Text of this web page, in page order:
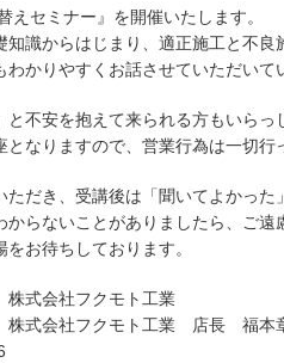
えセミナー』を開催いたします。
知識からはじまり、適正施工と不
かりやすくお話させていただいて
不安を抱えて来られる方もいら
なりますので、営業行為は一切
ただき、受講後は「聞いてよかっ
らないことがありましたら、ご遠
お待ちしております。
式会社フクモト工業
株式会社フクモト工業 店長 福本